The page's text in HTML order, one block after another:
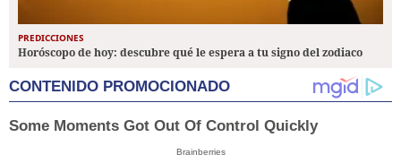
PREDICCIONES
Horóscopo de hoy: descubre qué le espera a tu signo del zodiaco
CONTENIDO PROMOCIONADO
Some Moments Got Out Of Control Quickly
Brainberries